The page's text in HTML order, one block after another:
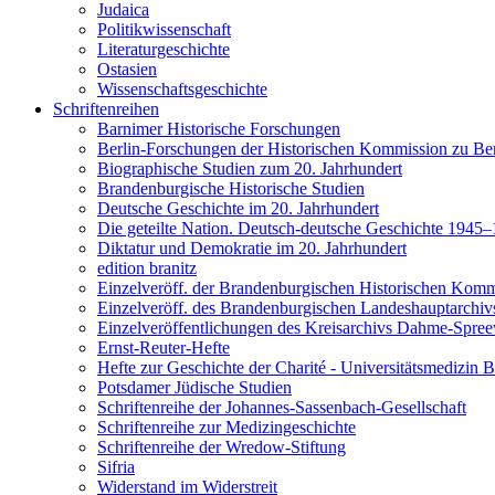
Judaica
Politikwissenschaft
Literaturgeschichte
Ostasien
Wissenschaftsgeschichte
Schriftenreihen
Barnimer Historische Forschungen
Berlin-Forschungen der Historischen Kommission zu
Biographische Studien zum 20. Jahrhundert
Brandenburgische Historische Studien
Deutsche Geschichte im 20. Jahrhundert
Die geteilte Nation. Deutsch-deutsche Geschichte
Diktatur und Demokratie im 20. Jahrhundert
edition branitz
Einzelveröff. der Brandenburgischen Historischen
Einzelveröff. des Brandenburgischen
Einzelveröffentlichungen des Kreisarchivs Dahme-
Ernst-Reuter-Hefte
Hefte zur Geschichte der Charité - Universitätsmedizin
Potsdamer Jüdische Studien
Schriftenreihe der Johannes-Sassenbach-Gesellschaft
Schriftenreihe zur Medizingeschichte
Schriftenreihe der Wredow-Stiftung
Sifria
Widerstand im Widerstreit